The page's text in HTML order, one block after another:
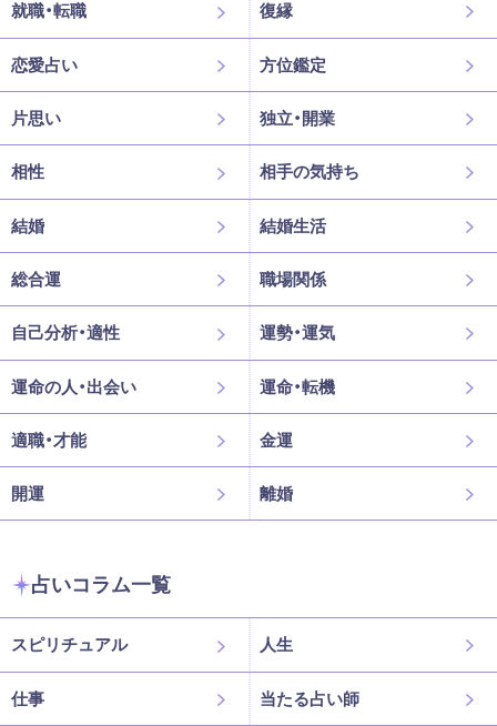
就職・転職 復縁
恋愛占い 方位鑑定
片思い 独立・開業
相性 相手の気持ち
結婚 結婚生活
総合運 職場関係
自己分析・適性 運勢・運気
運命の人・出会い 運命・転機
適職・才能 金運
開運 離婚
占いコラム一覧
スピリチュアル 人生
仕事 当たる占い師